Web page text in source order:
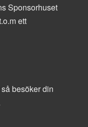
Sponsorhuset
ett
besöker din